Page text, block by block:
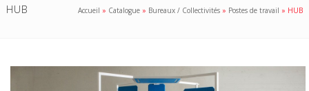
HUB Accueil » Catalogue » Bureaux / Collectivités » Postes de travail » HUB